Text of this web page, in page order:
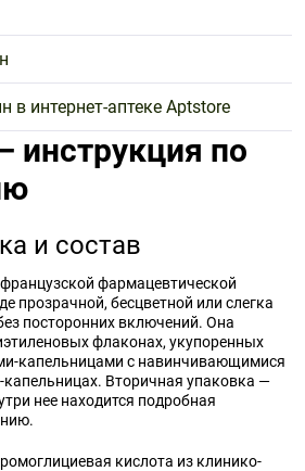
в интернет-аптеке Aptstore
инструкция по
и состав
фармацевтической
прозрачной, бесцветной или слегка
посторонних включений. Она
флаконах, укупоренных
капельницами с навинчивающимися
Вторичная упаковка —
нее находится подробная
кислота из клинико-